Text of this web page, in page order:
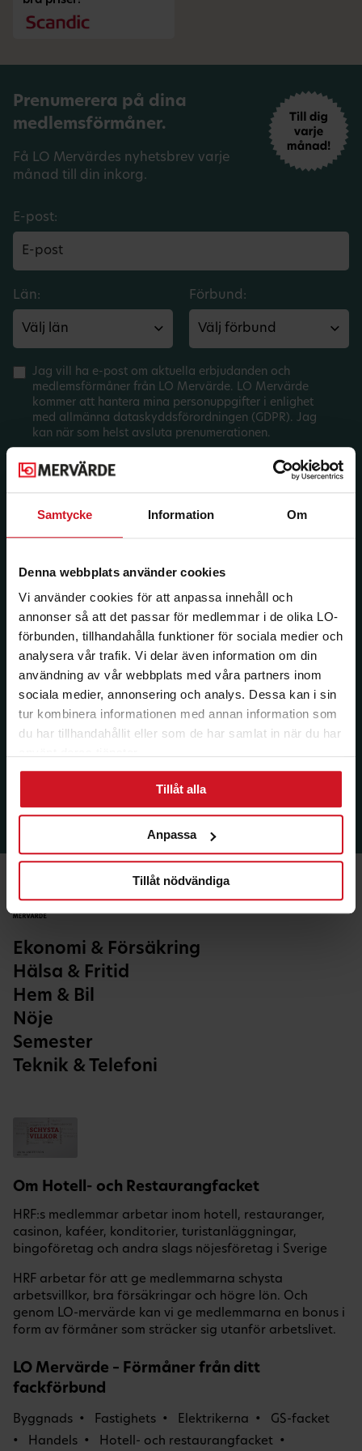
Samtycke Information Om
Denna webbplats använder cookies
Vi använder cookies för att anpassa innehåll och
annonser så att det passar för medlemmar i de olika LO-
förbunden, tillhandahålla funktioner för sociala medier och
analysera vår trafik. Vi delar även information om din
användning av vår webbplats med våra partners inom
sociala medier, annonsering och analys. Dessa kan i sin
tur kombinera informationen med annan information som
du har tillhandahållit eller som de har samlat in när du har
Tillåt alla
Anpassa
Tillåt nödvändiga
Prenumerera på dina
medlemsförmåner.
Få LO Mervärdes nyhetsbrev varje
månad till din inkorg.
E-post:
Län: Förbund:
Jag vill ha e-post om aktuella erbjudanden och
medlemsförmåner från LO Mervärde. LO Mervärde
kommer att hantera mina personuppgifter i enlighet
med allmänna dataskyddsförordningen (GDPR). Jag
kan när som helst avsluta prenumerationen.
Ekonomi & Försäkring
Hälsa & Fritid
Hem & Bil
Nöje
Semester
Teknik & Telefoni
Om Hotell- och Restaurangfacket
HRF:s medlemmar arbetar inom hotell, restauranger,
casinon, kaféer, konditorier, turistanläggningar,
bingoföretag och andra slags nöjesföretag i Sverige
HRF arbetar för att ge medlemmarna schysta
arbetsvillkor, bra försäkringar och högre lön. Och
genom LO-mervärde kan vi ge medlemmarna en bonus i
form av förmåner som sträcker sig utanför arbetslivet.
LO Mervärde – Förmåner från ditt
fackförbund
Byggnads Fastighets Elektrikerna
GS-facket
Handels
Hotell- och restaurangfacket